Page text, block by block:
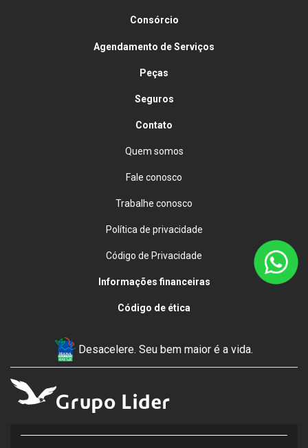
Consórcio
Agendamento de Serviços
Peças
Seguros
Contato
Quem somos
Fale conosco
Trabalhe conosco
Política de privacidade
Código de Privacidade
Informações financeiras
Código de ética
Desacelere. Seu bem maior é a vida.